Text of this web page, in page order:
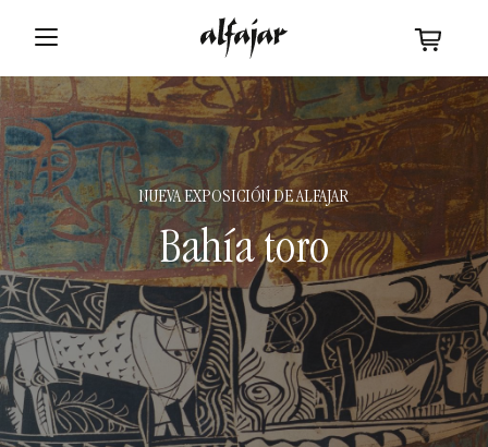
NUEVA EXPOSICIÓN DE ALFAJAR
Bahía toro